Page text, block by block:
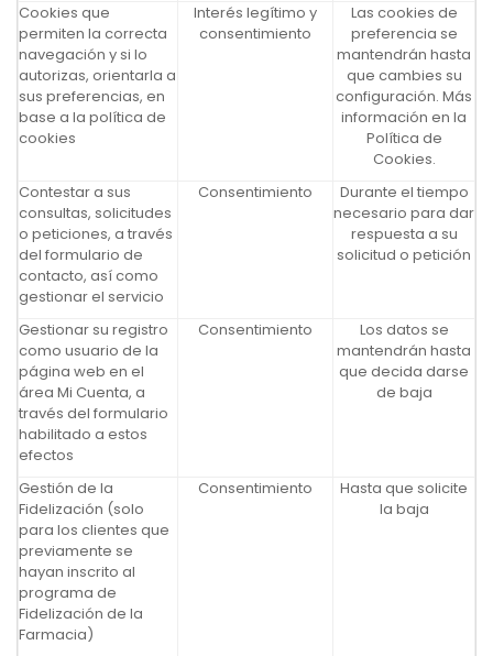
Cookies que
permiten la correcta
navegación y si lo
autorizas, orientarla a
sus preferencias, en
base a la política de
cookies
Interés legítimo y
consentimiento
Las cookies de
preferencia se
mantendrán hasta
que cambies su
configuración. Más
información en la
Política de
Cookies.
Contestar a sus
consultas, solicitudes
o peticiones, a través
del formulario de
contacto, así como
gestionar el servicio
Consentimiento
Durante el tiempo
necesario para dar
respuesta a su
solicitud o petición
Gestionar su registro
como usuario de la
página web en el
área Mi Cuenta, a
través del formulario
habilitado a estos
efectos
Consentimiento
Los datos se
mantendrán hasta
que decida darse
de baja
Gestión de la
Fidelización (solo
para los clientes que
previamente se
hayan inscrito al
programa de
Fidelización de la
Farmacia)
Consentimiento
Hasta que solicite
la baja